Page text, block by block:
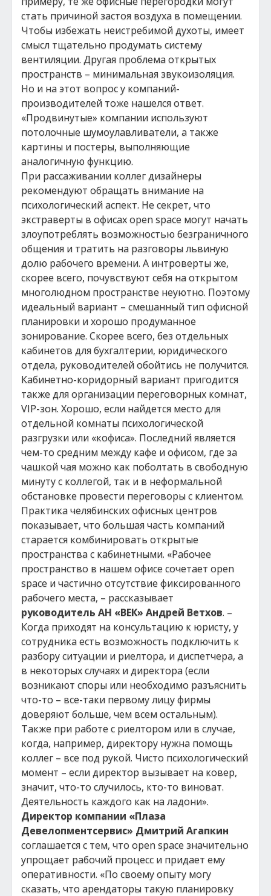
стать причиной застоя воздуха в помещении.
Чтобы избежать неистребимой духоты, имеет
смысл тщательно продумать систему
вентиляции. Другая проблема открытых
пространств – минимальная звукоизоляция.
Но и на этот вопрос у компаний-
производителей тоже нашелся ответ.
«Продвинутые» компании используют
потолочные шумоулавливатели, а также
картины и постеры, выполняющие
аналогичную функцию.
При рассаживании коллег дизайнеры
рекомендуют обращать внимание на
психологический аспект. Не секрет, что
экстраверты в офисах open space могут начать
злоупотреблять возможностью безграничного
общения и тратить на разговоры львиную
долю рабочего времени. А интроверты же,
скорее всего, почувствуют себя на открытом
многолюдном пространстве неуютно. Поэтому
идеальный вариант – смешанный тип офисной
планировки и хорошо продуманное
зонирование. Скорее всего, без отдельных
кабинетов для бухгалтерии, юридического
отдела, руководителей обойтись не получится.
Кабинетно-коридорный вариант пригодится
также для организации переговорных комнат,
VIP-зон. Хорошо, если найдется место для
отдельной комнаты психологической
разгрузки или «кофиса». Последний является
чем-то средним между кафе и офисом, где за
чашкой чая можно как поболтать в свободную
минуту с коллегой, так и в неформальной
обстановке провести переговоры с клиентом.
Практика челябинских офисных центров
показывает, что большая часть компаний
старается комбинировать открытые
пространства с кабинетными. «Рабочее
пространство в нашем офисе сочетает open
space и частично отсутствие фиксированного
рабочего места, – рассказывает
руководитель АН «ВЕК» Андрей Ветхов. –
Когда приходят на консультацию к юристу, у
сотрудника есть возможность подключить к
разбору ситуации и риелтора, и диспетчера, а
в некоторых случаях и директора (если
возникают споры или необходимо разъяснить
что-то – все-таки первому лицу фирмы
доверяют больше, чем всем остальным).
Также при работе с риелтором или в случае,
когда, например, директору нужна помощь
коллег – все под рукой. Чисто психологический
момент – если директор вызывает на ковер,
значит, что-то случилось, кто-то виноват.
Деятельность каждого как на ладони».
Директор компании «Плаза
Девелопментсервис» Дмитрий Агапкин
соглашается с тем, что open space значительно
упрощает рабочий процесс и придает ему
оперативности. «По своему опыту могу
сказать, что арендаторы такую планировку